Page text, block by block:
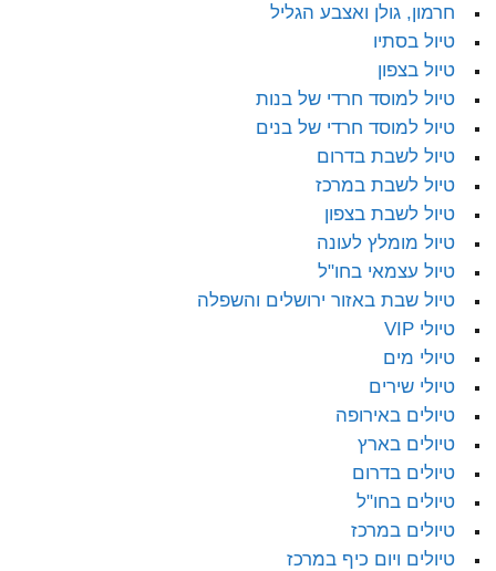
חרמון, גולן ואצבע הגליל
טיול בסתיו
טיול בצפון
טיול למוסד חרדי של בנות
טיול למוסד חרדי של בנים
טיול לשבת בדרום
טיול לשבת במרכז
טיול לשבת בצפון
טיול מומלץ לעונה
טיול עצמאי בחו"ל
טיול שבת באזור ירושלים והשפלה
טיולי VIP
טיולי מים
טיולי שירים
טיולים באירופה
טיולים בארץ
טיולים בדרום
טיולים בחו"ל
טיולים במרכז
טיולים ויום כיף במרכז